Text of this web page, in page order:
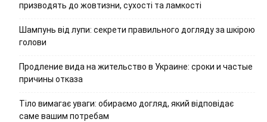
призводять до жовтизни, сухості та ламкості
Шампунь від лупи: секрети правильного догляду за шкірою
голови
Продление вида на жительство в Украине: сроки и частые
причины отказа
Тіло вимагає уваги: обираємо догляд, який відповідає
саме вашим потребам